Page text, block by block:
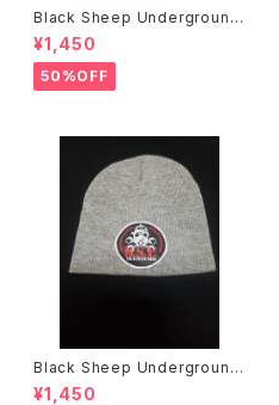
Black Sheep Underground
ニットキャップ
¥1,450
50%OFF
Black Sheep Underground
ニットキャップ
¥1,450